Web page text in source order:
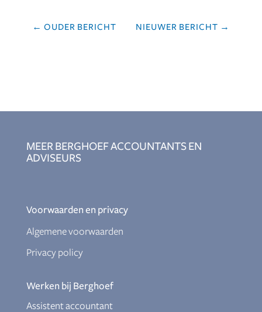
← OUDER BERICHT NIEUWER BERICHT →
MEER BERGHOEF ACCOUNTANTS EN
ADVISEURS
Voorwaarden en privacy
Algemene voorwaarden
Privacy policy
Werken bij Berghoef
Assistent accountant